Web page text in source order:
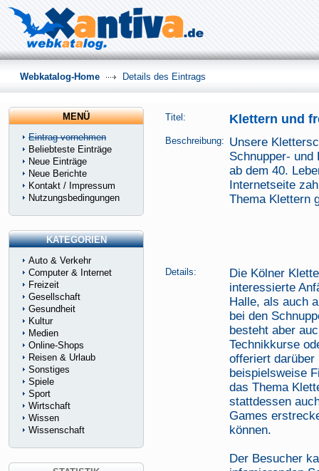
Titel: Klettern und
Beschreibung: Unsere
Schnupper-
ab dem 40.
Internetseite
Thema Klettern
Details:
Die Kölner
interessierte
Halle, als auch
bei den
besteht aber
Technikkurse
offeriert darüber
beispielsweise
das Thema
stattdessen
Games
können.
Der Besucher
Webkatalog-Home Details des Eintrags
MENÜ
Eintrag vornehmen
Beliebteste Einträge
Neue Einträge
Neue Berichte
Kontakt / Impressum
Nutzungsbedingungen
KATEGORIEN
Auto & Verkehr
Computer & Internet
Freizeit
Gesellschaft
Gesundheit
Kultur
Medien
Online-Shops
Reisen & Urlaub
Sonstiges
Spiele
Sport
Wirtschaft
Wissen
Wissenschaft